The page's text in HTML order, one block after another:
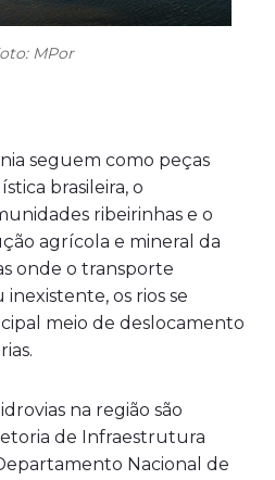
MPor
seguem como peças
brasileira, o
ribeirinhas e o
agrícola e mineral da
onde o transporte
os rios se
meio de deslocamento
na região são
de Infraestrutura
Nacional de